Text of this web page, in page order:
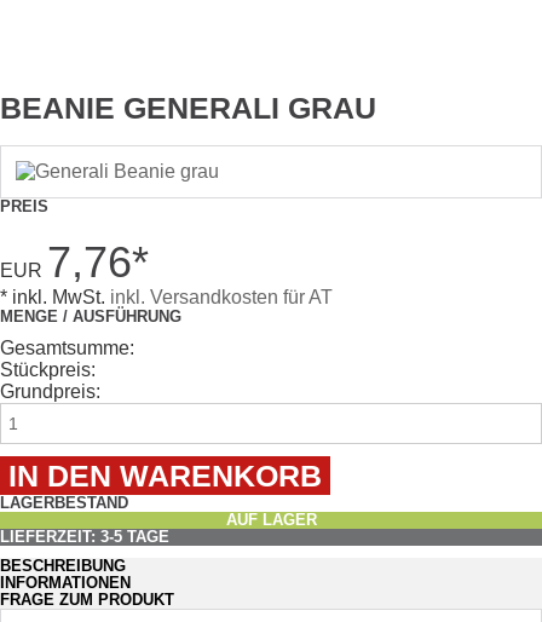
BEANIE GENERALI GRAU
PREIS
EUR 7,76*
* inkl. MwSt. inkl. Versandkosten für AT
MENGE / AUSFÜHRUNG
Gesamtsumme:
Stückpreis:
Grundpreis:
LAGERBESTAND
AUF LAGER
LIEFERZEIT: 3-5 TAGE
BESCHREIBUNG
INFORMATIONEN
FRAGE ZUM PRODUKT